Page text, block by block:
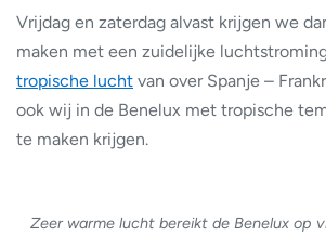
Vrijdag en zaterdag alvast krijgen we
maken met een zuidelijke
tropische lucht van over Spanje –
ook wij in de Benelux met tropische
te maken krijgen.
Zeer warme lucht bereikt de Benelux op